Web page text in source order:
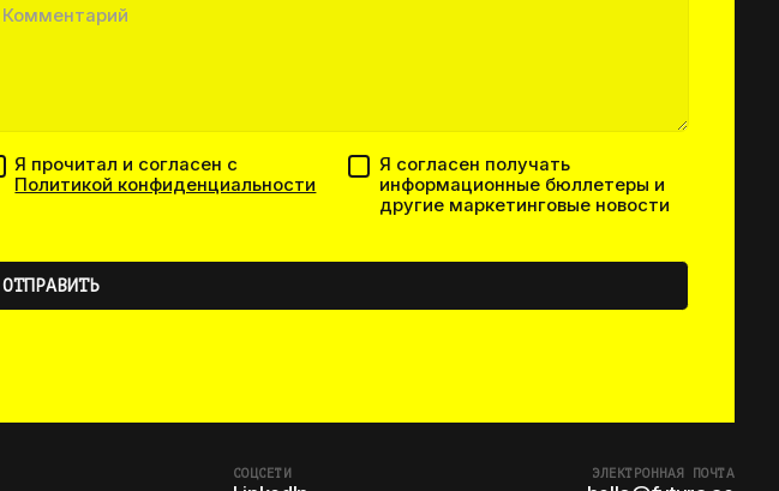
Я прочитал и согласен с
Политикой конфиденциальности
Я согласен получать
информационные бюллетеры и
другие маркетинговые новости
СОЦСЕТИ ЭЛЕКТРОННАЯ ПОЧТА